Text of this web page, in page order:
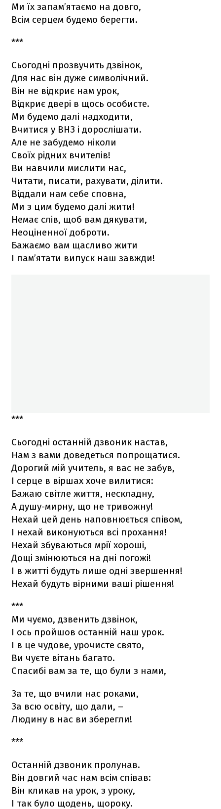
Ми їх запам’ятаємо на довго,
Всім серцем будемо берегти.
***
Сьогодні прозвучить дзвінок,
Для нас він дуже символічний.
Він не відкриє нам урок,
Відкриє двері в щось особисте.
Ми будемо далі надходити,
Вчитися у ВНЗ і дорослішати.
Але не забудемо ніколи
Своїх рідних вчителів!
Ви навчили мислити нас,
Читати, писати, рахувати, ділити.
Віддали нам себе сповна,
Ми з цим будемо далі жити!
Немає слів, щоб вам дякувати,
Неоціненної доброти.
Бажаємо вам щасливо жити
І пам’ятати випуск наш завжди!
***
Сьогодні останній дзвоник настав,
Нам з вами доведеться попрощатися.
Дорогий мій учитель, я вас не забув,
І серце в віршах хоче вилитися:
Бажаю світле життя, нескладну,
А душу-мирну, що не тривожну!
Нехай цей день наповнюється співом,
І нехай виконуються всі прохання!
Нехай збуваються мрії хороші,
Дощі змінюються на дні погожі!
І в житті будуть лише одні звершення!
Нехай будуть вірними ваші рішення!
***
Ми чуємо, дзвенить дзвінок,
І ось пройшов останній наш урок.
І в це чудове, урочисте свято,
Ви чуєте вітань багато.
Спасибі вам за те, що були з нами,
За те, що вчили нас роками,
За всю освіту, що дали, –
Людину в нас ви зберегли!
***
Останній дзвоник пролунав.
Він довгий час нам всім співав:
Він кликав на урок, з уроку,
І так було щодень, щороку.